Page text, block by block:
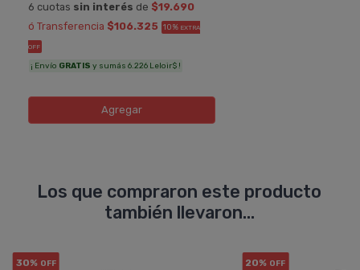
6 cuotas sin interés de $19.690
ó Transferencia $106.325 10% EXTRA
OFF
¡ Envío GRATIS y sumás 6.226 Leloir$ !
Agregar
Los que compraron este producto
también llevaron...
30% OFF 20% OFF